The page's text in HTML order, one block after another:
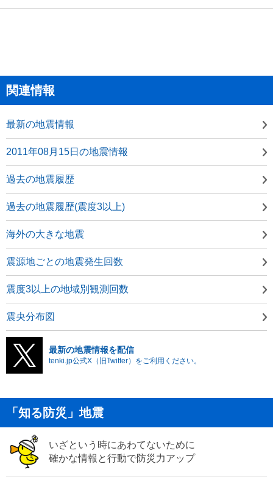
関連情報
最新の地震情報
2011年08月15日の地震情報
過去の地震履歴
過去の地震履歴(震度3以上)
海外の大きな地震
震源地ごとの地震発生回数
震度3以上の地域別観測回数
震央分布図
最新の地震情報を配信
tenki.jp公式X（旧Twitter）をご利用ください。
「知る防災」地震
いざという時にあわてないために
確かな情報と行動で防災力アップ